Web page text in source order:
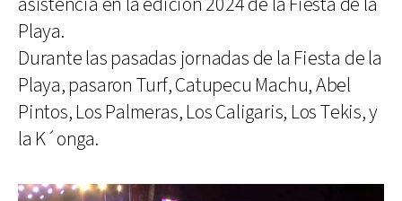
Playa.
Durante las pasadas jornadas de la Fiesta de la
Playa, pasaron Turf, Catupecu Machu, Abel
Pintos, Los Palmeras, Los Caligaris, Los Tekis, y
la K´onga.